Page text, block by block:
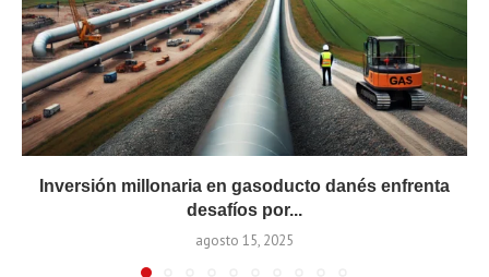
Inversión millonaria en gasoducto danés enfrenta
desafíos por...
agosto 15, 2025